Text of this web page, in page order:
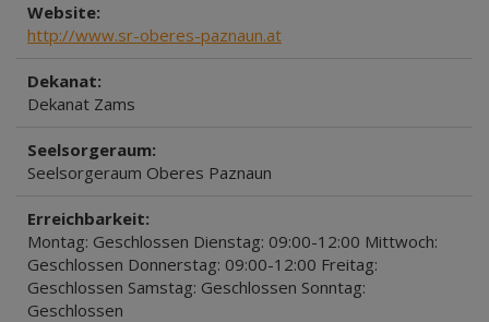
Website:
http://www.sr-oberes-paznaun.at
Dekanat:
Dekanat Zams
Seelsorgeraum:
Seelsorgeraum Oberes Paznaun
Erreichbarkeit:
Montag: Geschlossen Dienstag: 09:00-12:00 Mittwoch:
Geschlossen Donnerstag: 09:00-12:00 Freitag:
Geschlossen Samstag: Geschlossen Sonntag:
Geschlossen